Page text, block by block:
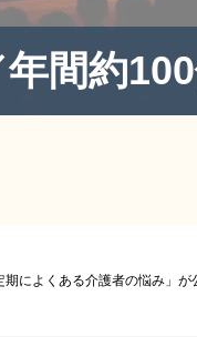
間約
期によくある介護者の悩み」が